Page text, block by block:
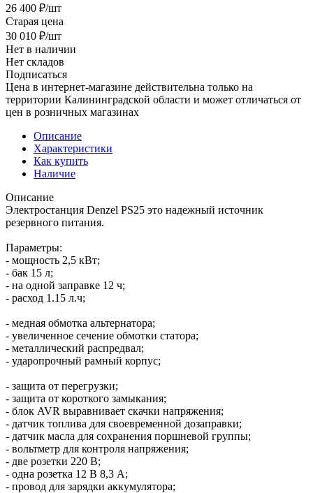
26 400 ₽/шт
Старая цена
30 010 ₽/шт
Нет в наличии
Нет складов
Подписаться
Цена в интернет-магазине действительна только на
территории Калининградской области и может отличаться от
цен в розничных магазинах
Описание
Характеристики
Как купить
Наличие
Описание
Электростанция Denzel PS25 это надежный источник
резервного питания.
Параметры:
- мощность 2,5 кВт;
- бак 15 л;
- на одной заправке 12 ч;
- расход 1.15 л.ч;
- медная обмотка альтернатора;
- увеличенное сечение обмотки статора;
- металлический распредвал;
- ударопрочный рамный корпус;
- защита от перегрузки;
- защита от короткого замыкания;
- блок AVR выравнивает скачки напряжения;
- датчик топлива для своевременной дозаправки;
- датчик масла для сохранения поршневой группы;
- вольтметр для контроля напряжения;
- две розетки 220 В;
- одна розетка 12 В 8,3 А;
- провод для зарядки аккумулятора;